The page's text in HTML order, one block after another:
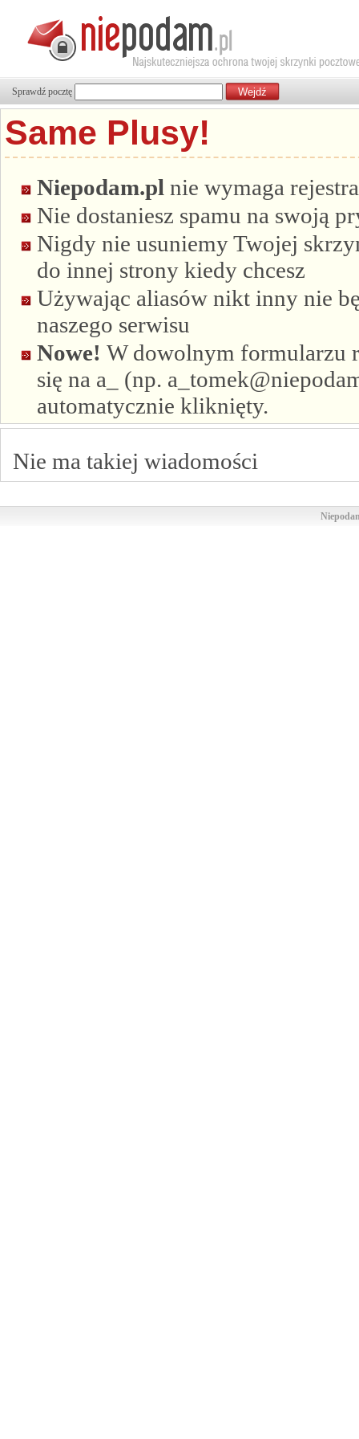
Sprawdź pocztę
Same Plusy!
Niepodam.pl nie wymaga
Nie dostaniesz spamu na swoją
Nigdy nie usuniemy Twojej
do innej strony kiedy chcesz
Używając aliasów nikt inny nie
naszego serwisu
Nowe! W dowolnym formularzu
się na a_ (np.
automatycznie kliknięty.
Nie ma takiej wiadomości